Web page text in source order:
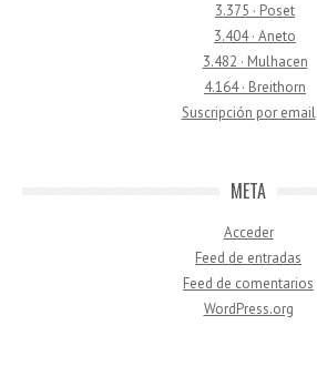
3.375 · Poset
3.404 · Aneto
3.482 · Mulhacen
4.164 · Breithorn
Suscripción por email
META
Acceder
Feed de entradas
Feed de comentarios
WordPress.org